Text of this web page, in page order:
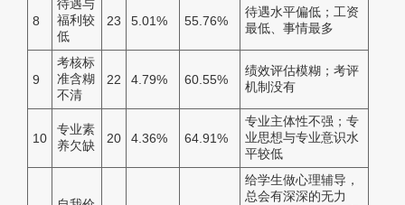
8
待遇与
福利较
低
23 5.01% 55.76%
待遇水平偏低；工资
最低、事情最多
9
考核标
准含糊
不清
22 4.79% 60.55%
绩效评估模糊；考评
机制没有
10
专业素
养欠缺
20 4.36% 64.91%
专业主体性不强；专
业思想与专业意识水
平较低
给学生做心理辅导，
总会有深深的无力